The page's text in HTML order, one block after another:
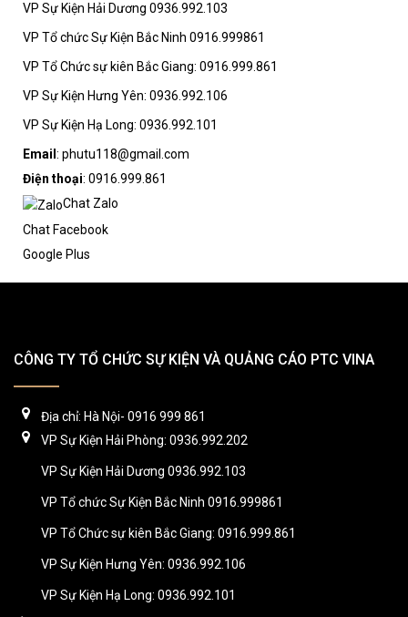
VP Sự Kiện Hải Dương 0936.992.103
VP Tổ chức Sự Kiện Bắc Ninh 0916.999861
VP Tổ Chức sự kiên Bắc Giang: 0916.999.861
VP Sự Kiện Hưng Yên: 0936.992.106
VP Sự Kiện Hạ Long: 0936.992.101
Email : phutu118@gmail.com
Điện thoại: 0916.999.861
Chat Zalo
Chat Facebook
Google Plus
CÔNG TY TỔ CHỨC SỰ KIỆN VÀ QUẢNG CÁO PTC VINA
Địa chỉ: Hà Nội- 0916 999 861
VP Sự Kiện Hải Phòng: 0936.992.202
VP Sự Kiện Hải Dương 0936.992.103
VP Tổ chức Sự Kiện Bắc Ninh 0916.999861
VP Tổ Chức sự kiên Bắc Giang: 0916.999.861
VP Sự Kiện Hưng Yên: 0936.992.106
VP Sự Kiện Hạ Long: 0936.992.101